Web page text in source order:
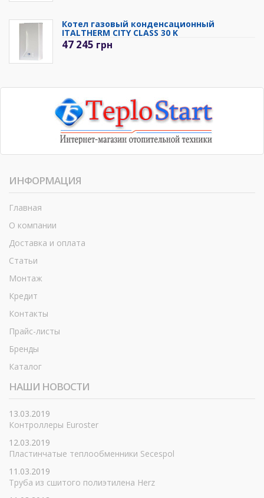
Котел газовый конденсационный
ITALTHERM CITY CLASS 30 K
47 245 грн
ИНФОРМАЦИЯ
Главная
О компании
Доставка и оплата
Статьи
Монтаж
Кредит
Контакты
Прайс-листы
Бренды
Каталог
НАШИ НОВОСТИ
13.03.2019
Контроллеры Euroster
12.03.2019
Пластинчатые теплообменники Secespol
11.03.2019
Труба из сшитого полиэтилена Herz